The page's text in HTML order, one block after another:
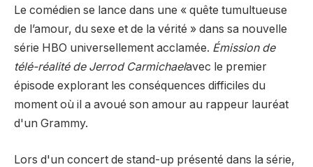
Le comédien se lance dans une « quête tumultueuse
de l’amour, du sexe et de la vérité » dans sa nouvelle
série HBO universellement acclamée. Émission de
télé-réalité de Jerrod Carmichaelavec le premier
épisode explorant les conséquences difficiles du
moment où il a avoué son amour au rappeur lauréat
d'un Grammy.
Lors d'un concert de stand-up présenté dans la série,